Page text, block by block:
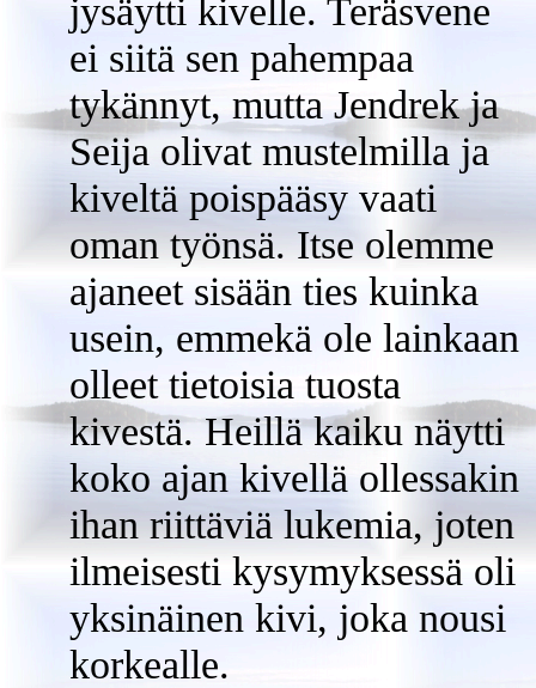
jysäytti kivelle. Teräsvene
ei siitä sen pahempaa
tykännyt, mutta Jendrek ja
Seija olivat mustelmilla ja
kiveltä poispääsy vaati
oman työnsä. Itse olemme
ajaneet sisään ties kuinka
usein, emmekä ole lainkaan
olleet tietoisia tuosta
kivestä. Heillä kaiku näytti
koko ajan kivellä ollessakin
ihan riittäviä lukemia, joten
ilmeisesti kysymyksessä oli
yksinäinen kivi, joka nousi
korkealle.